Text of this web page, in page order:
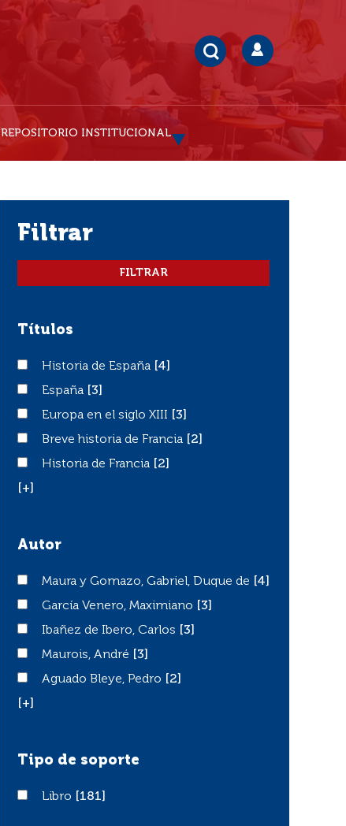
REPOSITORIO INSTITUCIONAL
filtrar
Títulos
Historia de España
Historia de España
[4]
EspañaEspaña
[3]
Europa en el siglo XIII
Europa en el siglo XIII
[3]
Breve historia de Francia
Breve historia de Francia
[2]
Historia de Francia
Historia de Francia
[2]
[+]
Autor
Maura y Gomazo, Gabriel, Duque de
Maura y Gomazo, Gabriel, Duque de
[4]
García Venero, Maximiano
García Venero, Maximiano
[3]
Ibañez de Ibero, Carlos
Ibañez de Ibero, Carlos
[3]
Maurois, André
Maurois, André
[3]
Aguado Bleye, Pedro
Aguado Bleye, Pedro
[2]
[+]
Tipo de soporte
LibroLibro [181]